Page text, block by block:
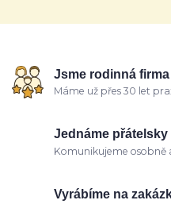
Jsme rodinná firma
Máme už přes 30 let
Jednáme přátelsky
Komunikujeme osobně
Vyrábíme na